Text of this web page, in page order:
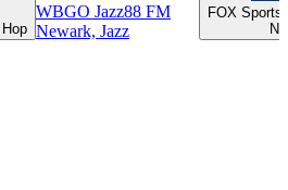
WBGO Jazz88 FM
Newark, Jazz
FOX Sports